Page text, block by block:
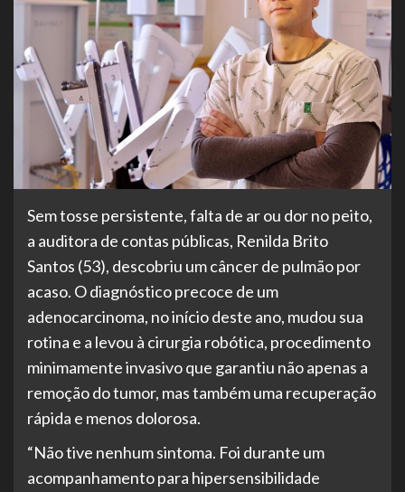
Sem tosse persistente, falta de ar ou dor no peito,
a auditora de contas públicas, Renilda Brito
Santos (53), descobriu um câncer de pulmão por
acaso. O diagnóstico precoce de um
adenocarcinoma, no início deste ano, mudou sua
rotina e a levou à cirurgia robótica, procedimento
minimamente invasivo que garantiu não apenas a
remoção do tumor, mas também uma recuperação
rápida e menos dolorosa.
“Não tive nenhum sintoma. Foi durante um
acompanhamento para hipersensibilidade